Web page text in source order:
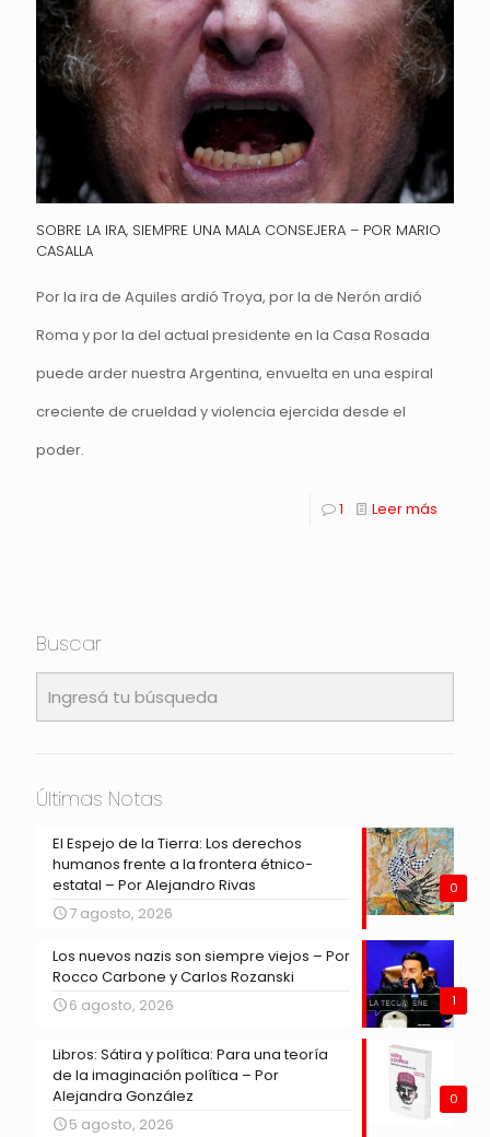
SOBRE LA IRA, SIEMPRE UNA MALA CONSEJERA – POR MARIO
CASALLA
Por la ira de Aquiles ardió Troya, por la de Nerón ardió
Roma y por la del actual presidente en la Casa Rosada
puede arder nuestra Argentina, envuelta en una espiral
creciente de crueldad y violencia ejercida desde el
poder.
1 Leer más
Buscar
Últimas Notas
0
El Espejo de la Tierra: Los derechos
humanos frente a la frontera étnico-
estatal – Por Alejandro Rivas
7 agosto, 2026
1
Los nuevos nazis son siempre viejos – Por
Rocco Carbone y Carlos Rozanski
6 agosto, 2026
0
Libros: Sátira y política: Para una teoría
de la imaginación política – Por
Alejandra González
5 agosto, 2026